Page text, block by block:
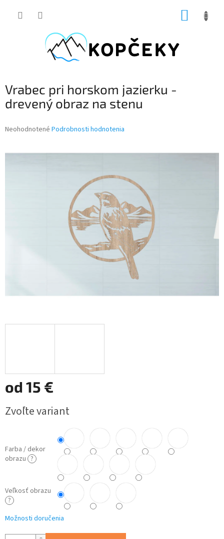
Vrabec pri horskom jazierku -
drevený obraz na stenu
Priemerné
Neohodnotené Podrobnosti hodnotenia
od 15 €
cena:
Zvoľte variant
Farba / dekor
obrazu ?
Veľkosť obrazu
?
Možnosti doručenia